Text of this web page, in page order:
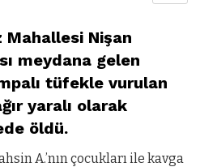
Nişan
meydana gelen
tüfekle vurulan
yaralı olarak
öldü.
A.’nın çocukları ile kavga